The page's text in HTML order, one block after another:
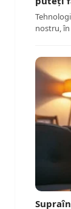
nostru,